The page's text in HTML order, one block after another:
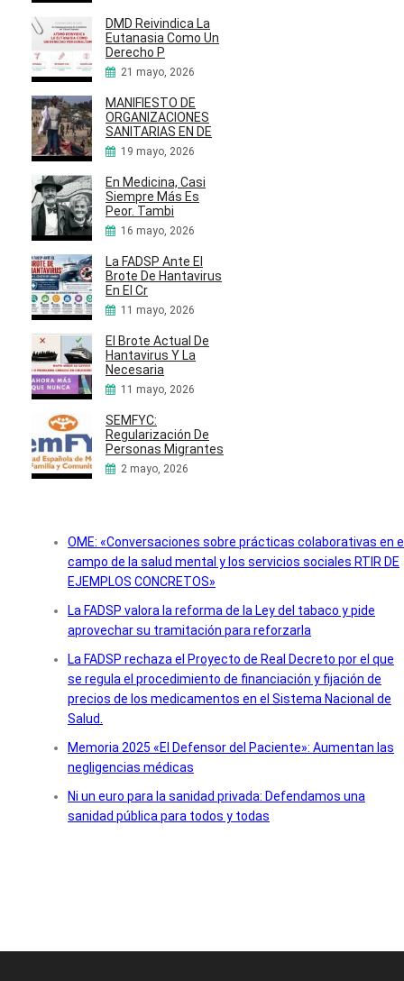
DMD Reivindica La
Eutanasia Como Un
Derecho P
21 mayo, 2026
MANIFIESTO DE
ORGANIZACIONES
SANITARIAS EN DE
19 mayo, 2026
En Medicina, Casi
Siempre Más Es
Peor. Tambi
16 mayo, 2026
La FADSP Ante El
Brote De Hantavirus
En El Cr
11 mayo, 2026
El Brote Actual De
Hantavirus Y La
Necesaria
11 mayo, 2026
SEMFYC:
Regularización De
Personas Migrantes
2 mayo, 2026
OME: «Conversaciones sobre prácticas colaborativas en
campo de la salud mental y los servicios sociales RTIR DE
EJEMPLOS CONCRETOS»
La FADSP valora la reforma de la Ley del tabaco y pide
aprovechar su tramitación para reforzarla
La FADSP rechaza el Proyecto de Real Decreto por el que
se regula el procedimiento de financiación y fijación de
precios de los medicamentos en el Sistema Nacional de
Salud.
Memoria 2025 «El Defensor del Paciente»: Aumentan las
negligencias médicas
Ni un euro para la sanidad privada: Defendamos una
sanidad pública para todos y todas